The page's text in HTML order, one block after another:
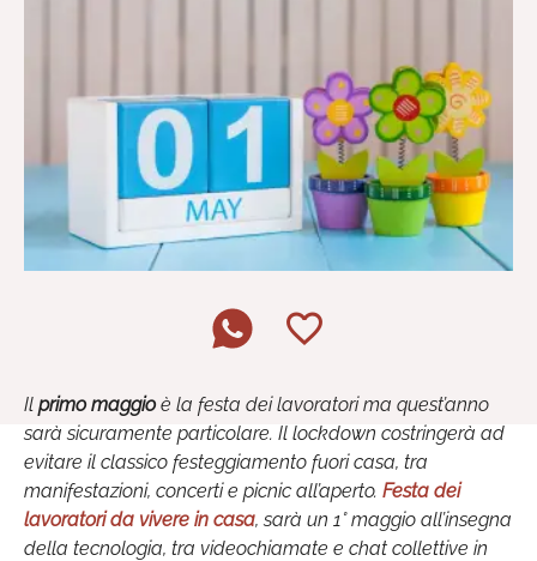
Il primo maggioè la festa dei lavoratori ma quest’anno
sarà sicuramente particolare. Il lockdown costringerà ad
evitare il classico festeggiamento fuori casa, tra
manifestazioni, concerti e picnic all’aperto. Festa dei
lavoratori da vivere in casa, sarà un 1° maggio all’insegna
della tecnologia, tra videochiamate e chat collettive in